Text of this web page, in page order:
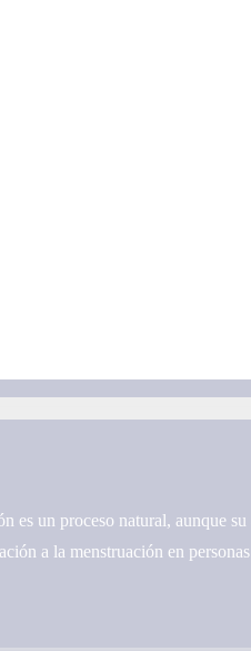
es un proceso natural, aunque
a la menstruación en